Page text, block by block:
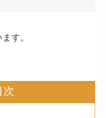
す。
次